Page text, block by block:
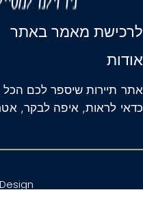
לרכישת מאמר באתר
אודות
אתר תיירות שיספר לכם הכל
כדאי לראות, איפה לבקר,